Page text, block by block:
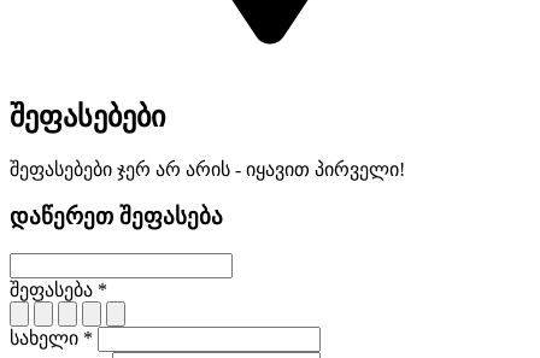
შეფასებები
შეფასებები ჯერ არ არის - იყავით პირველი!
დაწერეთ შეფასება
შეფასება *
სახელი *